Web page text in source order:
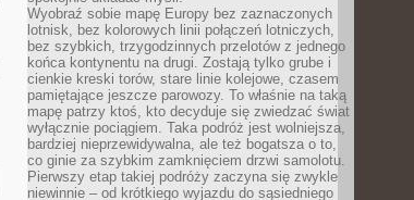
Wyobraź sobie mapę Europy bez zaznaczonych
lotnisk, bez kolorowych linii połączeń lotniczych,
bez szybkich, trzygodzinnych przelotów z jednego
końca kontynentu na drugi. Zostają tylko grube i
cienkie kreski torów, stare linie kolejowe, czasem
pamiętające jeszcze parowozy. To właśnie na taką
mapę patrzy ktoś, kto decyduje się zwiedzać świat
wyłącznie pociągiem. Taka podróż jest wolniejsza,
bardziej nieprzewidywalna, ale też bogatsza o to,
co ginie za szybkim zamknięciem drzwi samolotu.
Pierwszy etap takiej podróży zaczyna się zwykle
niewinnie – od krótkiego wyjazdu do sąsiedniego